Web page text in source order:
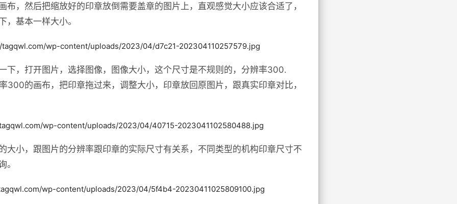
布，然后把缩放好的印章放倒需要盖章的图片上，直观感觉大小应该合适了，
，基本一样大小。
下，打开图片，选择图像，图像大小，这个尺寸是不规则的，分辨率300.
300的画布，把印章拖过来，调整大小，印章放回原图片，跟真实印章对比，
大小，跟图片的分辨率跟印章的实际尺寸有关系，不同类型的机构印章尺寸不
。